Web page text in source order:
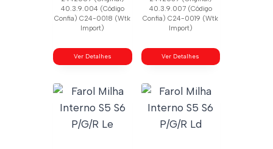
40.3.9.004 (Código
Confia) C24-0018 (Wtk
Import)
Ver Detalhes
40.3.9.007 (Código
Confia) C24-0019 (Wtk
Import)
Ver Detalhes